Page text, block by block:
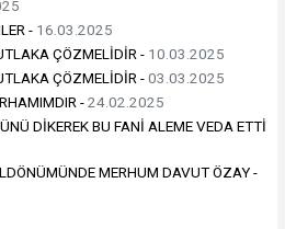
- 16.03.2025
ÇÖZMELİDİR - 10.03.2025
ÇÖZMELİDİR -03.03.2025
-24.02.2025
DİKEREK BU FANİ ALEME VEDA ETTİ
MERHUM DAVUT ÖZAY -